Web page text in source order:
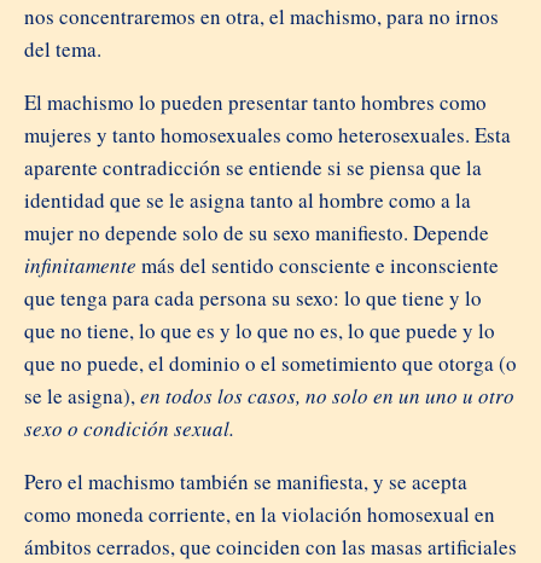
nos concentraremos en otra, el machismo, para no irnos
del tema.
El machismo lo pueden presentar tanto hombres como
mujeres y tanto homosexuales como heterosexuales. Esta
aparente contradicción se entiende si se piensa que la
identidad que se le asigna tanto al hombre como a la
mujer no depende solo de su sexo manifiesto. Depende
infinitamente más del sentido consciente e inconsciente
que tenga para cada persona su sexo: lo que tiene y lo
que no tiene, lo que es y lo que no es, lo que puede y lo
que no puede, el dominio o el sometimiento que otorga (o
se le asigna),en todos los casos, no solo en un uno u otro
sexo o condición sexual.
Pero el machismo también se manifiesta, y se acepta
como moneda corriente, en la violación homosexual en
ámbitos cerrados, que coinciden con las masas artificiales